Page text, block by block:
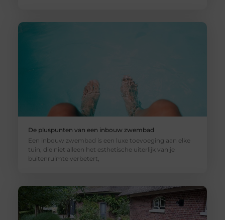
De pluspunten van een inbouw zwembad
Een inbouw zwembad is een luxe toevoeging aan elke
tuin, die niet alleen het esthetische uiterlijk van je
buitenruimte verbetert,